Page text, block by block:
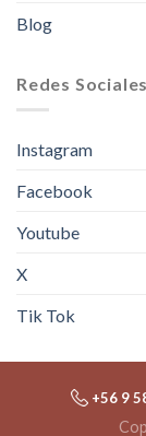
Blog
Redes Sociales
Instagram
Facebook
Youtube
X
Tik Tok
+56 9